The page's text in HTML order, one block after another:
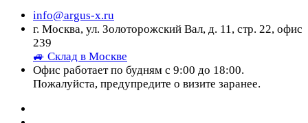
info@argus-x.ru
г. Москва, ул. Золоторожский Вал, д. 11, стр. 22, офис
239
🚙 Склад в Москве
Офис работает по будням с 9:00 до 18:00.
Пожалуйста, предупредите о визите заранее.